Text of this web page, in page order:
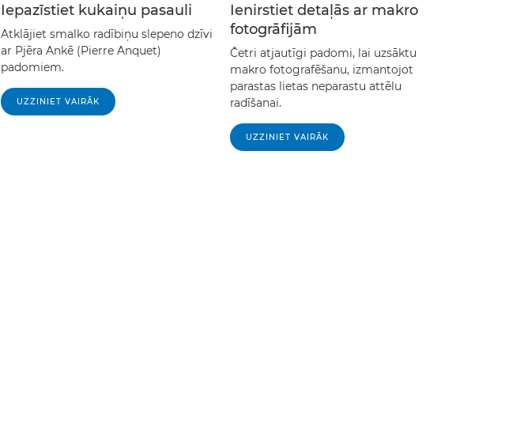
Iepazīstiet kukaiņu pasauli
Atklājiet smalko radībiņu slepeno dzīvi
ar Pjēra Ankē (Pierre Anquet)
padomiem.
UZZINIET VAIRĀK
Ienirstiet detaļās ar makro
fotogrāfijām
Četri atjautīgi padomi, lai uzsāktu
makro fotografēšanu, izmantojot
parastas lietas neparastu attēlu
radīšanai.
UZZINIET VAIRĀK